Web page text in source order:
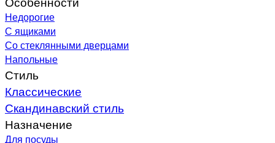
Недорогие
С ящиками
Со стеклянными дверцами
Напольные
Стиль
Классические
Скандинавский стиль
Назначение
Для посуды